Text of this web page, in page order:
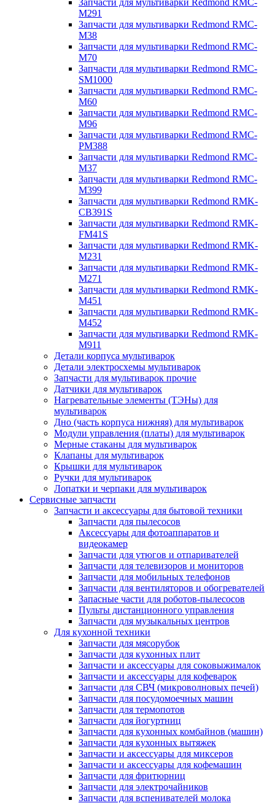
Запчасти для мультиварки Redmond RMC-
M291
Запчасти для мультиварки Redmond RMC-
M38
Запчасти для мультиварки Redmond RMC-
M70
Запчасти для мультиварки Redmond RMC-
SM1000
Запчасти для мультиварки Redmond RMC-
M60
Запчасти для мультиварки Redmond RMC-
M96
Запчасти для мультиварки Redmond RMC-
PM388
Запчасти для мультиварки Redmond RMC-
M37
Запчасти для мультиварки Redmond RMC-
M399
Запчасти для мультиварки Redmond RMK-
CB391S
Запчасти для мультиварки Redmond RMK-
FM41S
Запчасти для мультиварки Redmond RMK-
M231
Запчасти для мультиварки Redmond RMK-
M271
Запчасти для мультиварки Redmond RMK-
M451
Запчасти для мультиварки Redmond RMK-
M452
Запчасти для мультиварки Redmond RMK-
M911
Детали корпуса мультиварок
Детали электросхемы мультиварок
Запчасти для мультиварок прочие
Датчики для мультиварок
Нагревательные элементы (ТЭНы) для
мультиварок
Дно (часть корпуса нижняя) для мультиварок
Модули управления (платы) для мультиварок
Мерные стаканы для мультиварок
Клапаны для мультиварок
Крышки для мультиварок
Ручки для мультиварок
Лопатки и черпаки для мультиварок
Сервисные запчасти
Запчасти и аксессуары для бытовой техники
Запчасти для пылесосов
Аксессуары для фотоаппаратов и
видеокамер
Запчасти для утюгов и отпаривателей
Запчасти для телевизоров и мониторов
Запчасти для мобильных телефонов
Запчасти для вентиляторов и обогревателей
Запасные части для роботов-пылесосов
Пульты дистанционного управления
Запчасти для музыкальных центров
Для кухонной техники
Запчасти для мясорубок
Запчасти для кухонных плит
Запчасти и аксессуары для соковыжималок
Запчасти и аксессуары для кофеварок
Запчасти для СВЧ (микроволновых печей)
Запчасти для посудомоечных машин
Запчасти для термопотов
Запчасти для йогуртниц
Запчасти для кухонных комбайнов (машин)
Запчасти для кухонных вытяжек
Запчасти и аксессуары для миксеров
Запчасти и аксессуары для кофемашин
Запчасти для фритюрниц
Запчасти для электрочайников
Запчасти для вспенивателей молока